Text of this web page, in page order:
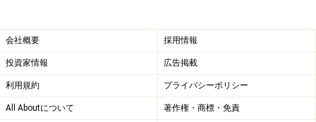
などについて当社は一切の責任を負いません。
の公式情報をご確認ください。
3 次のページへ
会社概要 採用情報
投資家情報 広告掲載
利用規約 プライバシーポリシー
All Aboutについて 著作権・商標・免責